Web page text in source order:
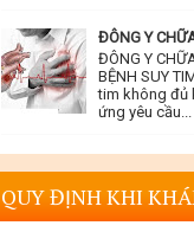
ĐÔNG Y
ĐÔNG Y
BỆNH SUY
tim không đủ
ứng yêu cầu...
QUY ĐỊNH KHI